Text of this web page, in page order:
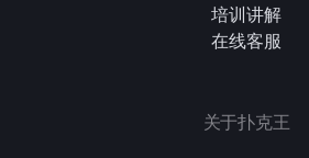
培训讲解
在线客服
关于扑克王